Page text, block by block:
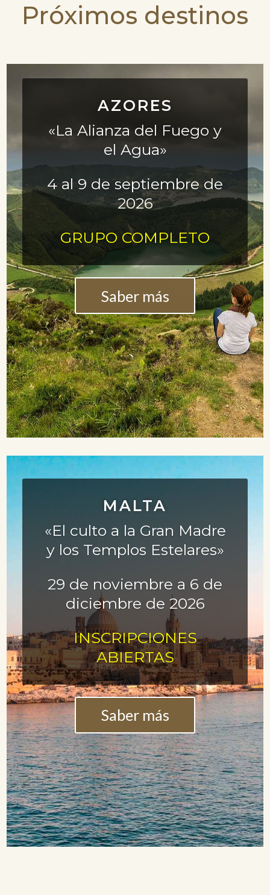
Próximos destinos
AZORES
«La Alianza del Fuego y
el Agua»
4 al 9 de septiembre de
2026
GRUPO COMPLETO
Saber más
MALTA
«El culto a la Gran Madre
y los Templos Estelares»
29 de noviembre a 6 de
diciembre de 2026
INSCRIPCIONES
ABIERTAS
Saber más